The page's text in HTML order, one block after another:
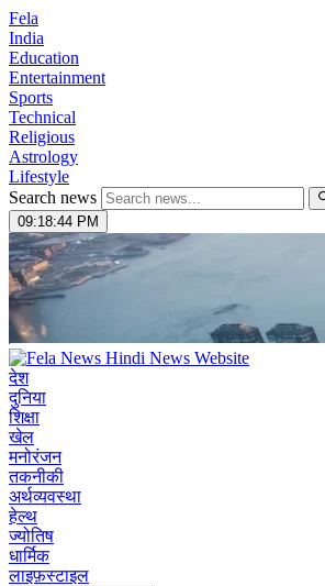
Fela
India
Education
Entertainment
Sports
Technical
Religious
Astrology
Lifestyle
Search news
09:18:46 PM
देश
दुनिया
शिक्षा
खेल
मनोरंजन
तकनीकी
अर्थव्यवस्था
हेल्थ
ज्योतिष
धार्मिक
लाइफ़स्टाइल